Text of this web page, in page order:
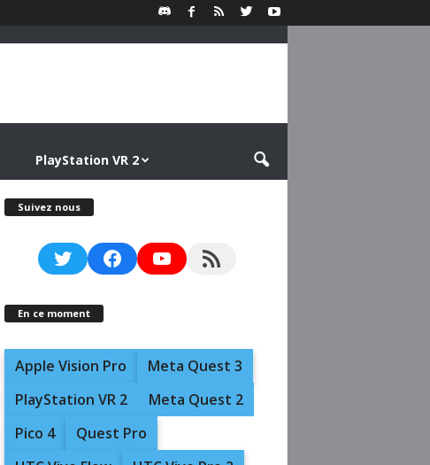
PlayStation VR 2
Suivez nous
TwitterFacebookYouTubeRSS Feed
En ce moment
Apple Vision Pro
Meta Quest 3
PlayStation VR 2
Meta Quest 2
Pico 4
Quest Pro